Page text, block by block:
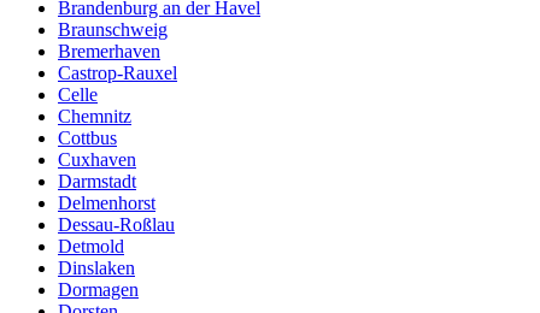
Brandenburg an der Havel
Braunschweig
Bremerhaven
Castrop-Rauxel
Celle
Chemnitz
Cottbus
Cuxhaven
Darmstadt
Delmenhorst
Dessau-Roßlau
Detmold
Dinslaken
Dormagen